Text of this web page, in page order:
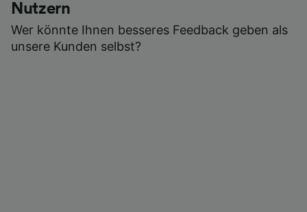
Nutzern
Wer könnte Ihnen besseres Feedback geben als
unsere Kunden selbst?